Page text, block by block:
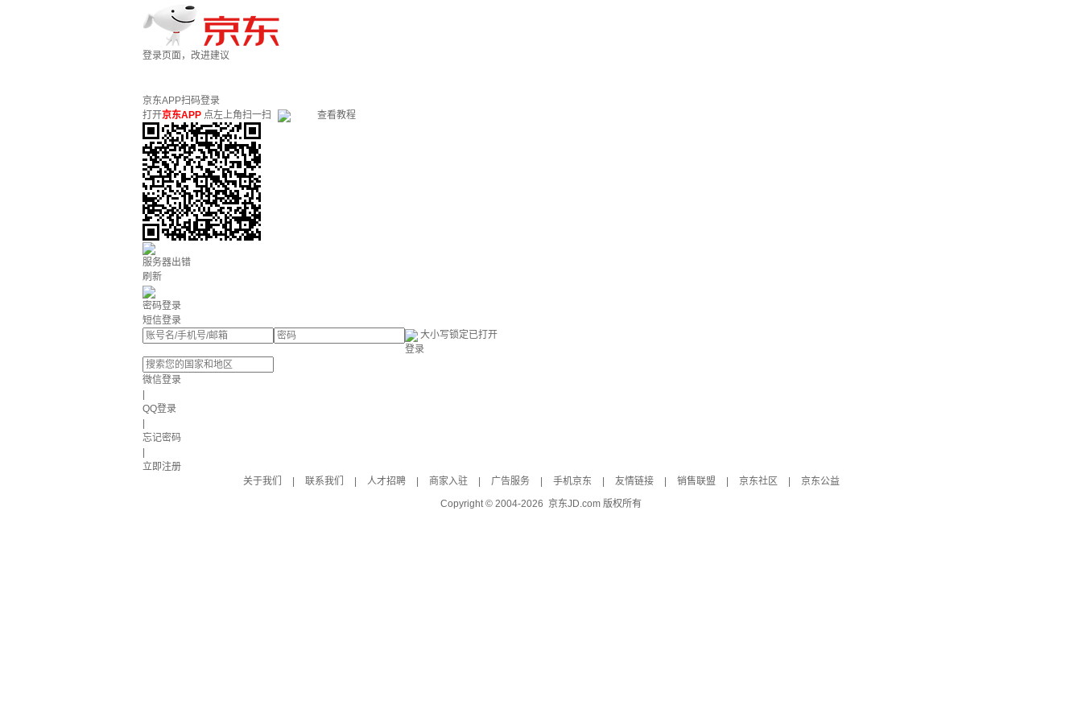
登录页面，改进建议
京东APP扫码登录
打开京东APP 点左上角扫一扫 查看教程
服务器出错
刷新
密码登录
短信登录
大小写锁定已打开
登录
微信登录
QQ登录
忘记密码
立即注册
关于我们
联系我们 人才招聘 商家入驻 广告服务 手机京东 友情链接 销售联盟 京东社区
京东公益
Copyright © 2004-2026 京东JD.com 版权所有